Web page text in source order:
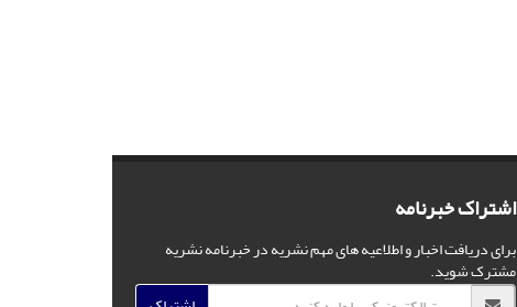
اشتراک خبرنامه
برای دریافت اخبار و اطلاعیه های مهم نشریه در خبرنامه نشریه
مشترک شوید.